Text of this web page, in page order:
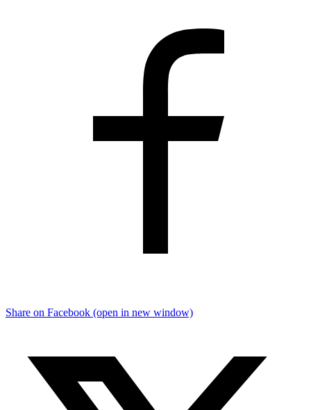
Share on Facebook (open in new window)